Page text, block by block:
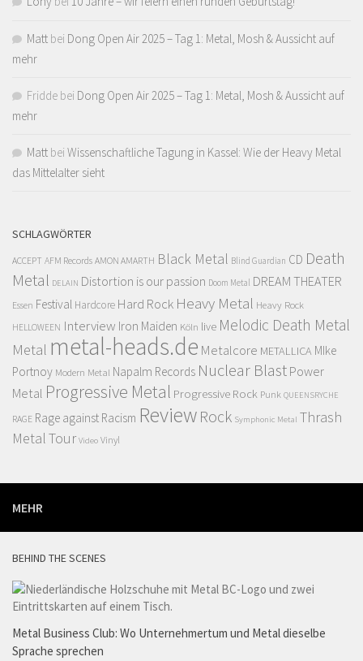
Matt bei Dong Open Air 2025 – Tag 1: Metal, Mosh & Aussicht auf
mehr
Fridde bei Dong Open Air 2025 – Tag 1: Metal, Mosh & Aussicht auf
mehr
Matt bei Wissenschaftliche Tagung in Kassel: Wie der Heavy Metal
das Mittelalter sieht
SCHLAGWÖRTER
ACCEPT AFM Records AMON AMARTH Black Metal Blind Guardian CD Death
Metal DELAIN Distortion is our passion Doom Metal DREAM THEATER
Essen Festival Hardcore Hard Rock Heavy Metal Heavy Rock
HELLOWEEN Interview Iron Maiden Köln live Melodic Death Metal
Metal metal-heads.de Metalcore METALLICA MIke
Portnoy Modern Metal Napalm Records Nuclear Blast Power
Metal Progressive Metal Progressive Rock Punk QUEENSRYCHE
RAGE Rage against Racism Review Rock Symphonic Metal Thrash
MetalTour Video Vinyl
MEHR
BEHIND THE SCENES
Metal Business Club: Wo Unternehmertum und Metal dieselbe
Sprache sprechen